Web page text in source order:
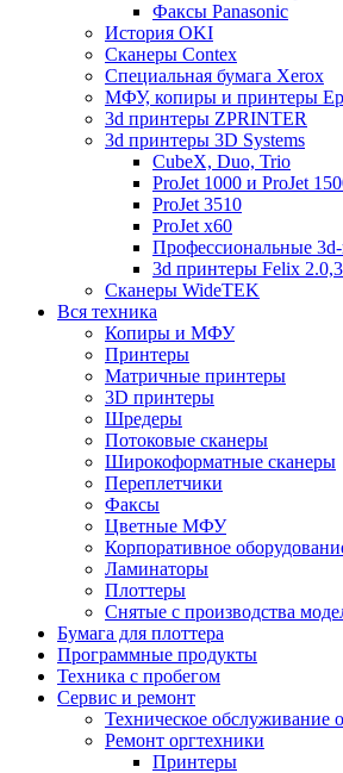
Факсы Panasonic
История OKI
Сканеры Contex
Специальная бумага Xerox
МФУ, копиры и принтеры
3d принтеры ZPRINTER
3d принтеры 3D Systems
CubeX, Duo, Trio
ProJet 1000 и ProJet
ProJet 3510
ProJet x60
Профессиональные
3d принтеры Felix
Сканеры WideTEK
Вся техника
Копиры и МФУ
Принтеры
Матричные принтеры
3D принтеры
Шредеры
Потоковые сканеры
Широкоформатные сканеры
Переплетчики
Факсы
Цветные МФУ
Корпоративное
Ламинаторы
Плоттеры
Снятые с производства
Бумага для плоттера
Программные продукты
Техника с пробегом
Сервис и ремонт
Техническое обслуживание
Ремонт оргтехники
Принтеры